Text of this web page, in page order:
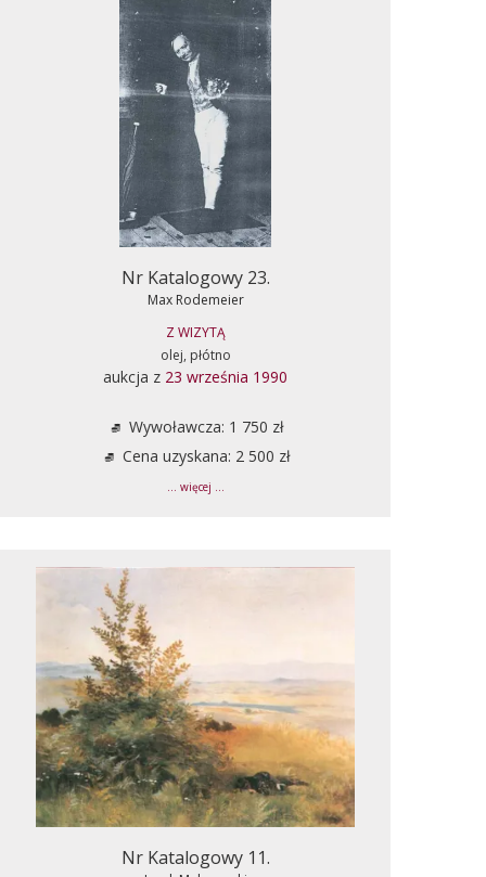
Nr Katalogowy 23.
Max Rodemeier
Z WIZYTĄ
olej, płótno
aukcja z 23 września 1990
Wywoławcza: 1 750 zł
Cena uzyskana: 2 500 zł
... więcej ...
Nr Katalogowy 11.